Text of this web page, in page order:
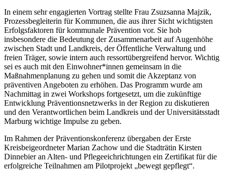
In einem sehr engagierten Vortrag stellte Frau Zsuzsanna Majzik,
Prozessbegleiterin für Kommunen, die aus ihrer Sicht wichtigsten
Erfolgsfaktoren für kommunale Prävention vor. Sie hob
insbesondere die Bedeutung der Zusammenarbeit auf Augenhöhe
zwischen Stadt und Landkreis, der Öffentliche Verwaltung und
freien Träger, sowie intern auch ressortübergreifend hervor. Wichtig
sei es auch mit den Einwohner*innen gemeinsam in die
Maßnahmenplanung zu gehen und somit die Akzeptanz von
präventiven Angeboten zu erhöhen. Das Programm wurde am
Nachmittag in zwei Workshops fortgesetzt, um die zukünftige
Entwicklung Präventionsnetzwerks in der Region zu diskutieren
und den Verantwortlichen beim Landkreis und der Universitätsstadt
Marburg wichtige Impulse zu geben.
Im Rahmen der Präventionskonferenz übergaben der Erste
Kreisbeigeordneter Marian Zachow und die Stadträtin Kirsten
Dinnebier an Alten- und Pflegeeichrichtungen ein Zertifikat für die
erfolgreiche Teilnahmen am Pilotprojekt „bewegt gepflegt“.